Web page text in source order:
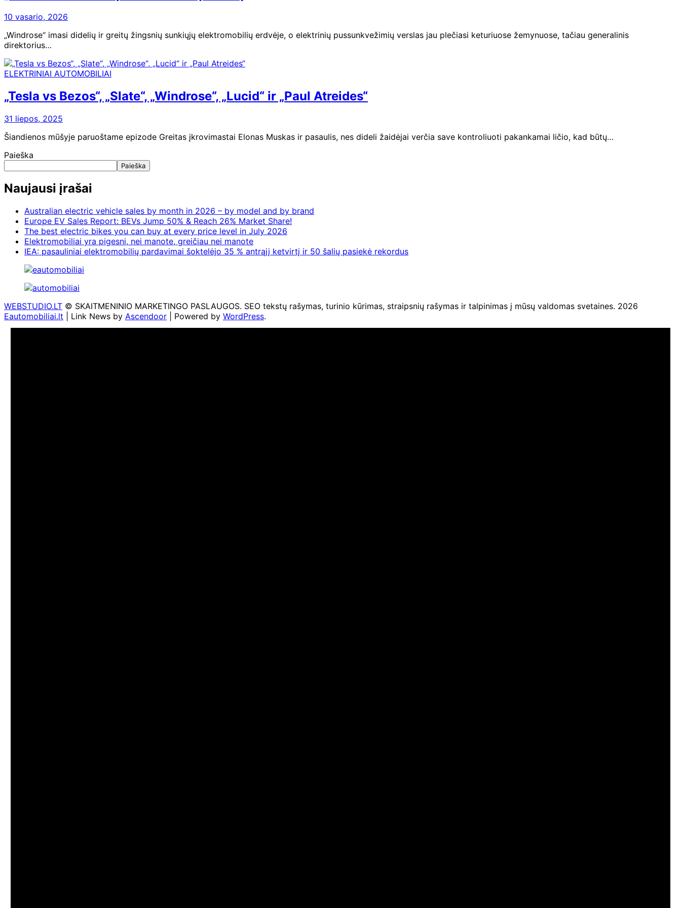
10 vasario, 2026
„Windrose“ imasi didelių ir greitų žingsnių sunkiųjų elektromobilių erdvėje, o elektrinių pussunkvežimių verslas jau plečiasi keturiuose žemynuose, tačiau generalinis
direktorius…
ELEKTRINIAI AUTOMOBILIAI
„Tesla vs Bezos“, „Slate“, „Windrose“, „Lucid“ ir „Paul Atreides“
31 liepos, 2025
Šiandienos mūšyje paruoštame epizode Greitas įkrovimastai Elonas Muskas ir pasaulis, nes dideli žaidėjai verčia save kontroliuoti pakankamai ličio, kad būtų…
Paieška
Paieška
Naujausi įrašai
Australian electric vehicle sales by month in 2026 – by model and by brand
Europe EV Sales Report: BEVs Jump 50% & Reach 26% Market Share!
The best electric bikes you can buy at every price level in July 2026
Elektromobiliai yra pigesni, nei manote, greičiau nei manote
IEA: pasauliniai elektromobilių pardavimai šoktelėjo 35 % antrąjį ketvirtį ir 50 šalių pasiekė rekordus
WEBSTUDIO.LT © SKAITMENINIO MARKETINGO PASLAUGOS. SEO tekstų rašymas, turinio kūrimas, straipsnių rašymas ir talpinimas į mūsų valdomas svetaines. 2026
Eautomobiliai.lt | Link News by Ascendoor | Powered by WordPress.